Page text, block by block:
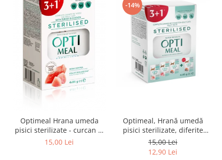
Optimeal Hrana umeda
pisici sterilizate - curcan si
pui in sos, set 3+1,
15,00 Lei
-14%
Optimeal, Hrană umedă
pisici sterilizate, diferite
arome, (3+1), 0.34kg
15,00 Lei
12,90 Lei